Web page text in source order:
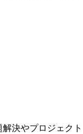
決やプロジェクト